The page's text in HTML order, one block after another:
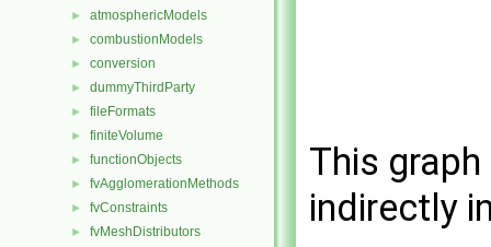
► atmosphericModels
► combustionModels
► conversion
► dummyThirdParty
► fileFormats
► finiteVolume
► functionObjects
► fvAgglomerationMethods
► fvConstraints
► fvMeshDistributors
This
indirectly